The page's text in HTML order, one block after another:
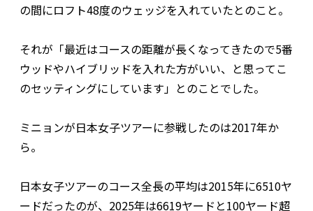
の間にロフト48度のウェッジを入れていたとのこと。
それが「最近はコースの距離が長くなってきたので5番
ウッドやハイブリッドを入れた方がいい、と思ってこ
のセッティングにしています」とのことでした。
ミニョンが日本女子ツアーに参戦したのは2017年か
ら。
日本女子ツアーのコース全長の平均は2015年に6510ヤ
ードだったのが、2025年は6619ヤードと100ヤード超